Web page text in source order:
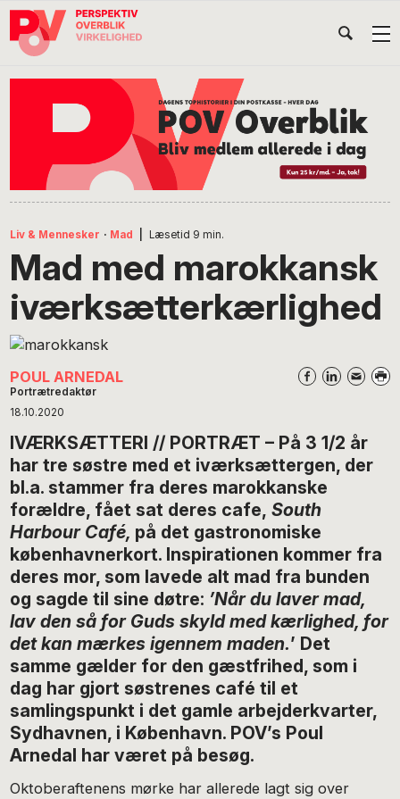
Gå
direkte
Skip
indhold
Gå
direkte
Liv & Mennesker · Mad Læsetid 9 min.
Mad med marokkansk
iværksætterkærlighed
POUL ARNEDAL
Portrætredaktør
18.10.2020
IVÆRKSÆTTERI // PORTRÆT – På 3 1/2 år
har tre søstre med et iværksættergen, der
bl.a. stammer fra deres marokkanske
forældre, fået sat deres cafe, South
Harbour Café, på det gastronomiske
københavnerkort. Inspirationen kommer fra
deres mor, som lavede alt mad fra bunden
og sagde til sine døtre: ’Når du laver mad,
lav den så for Guds skyld med kærlighed, for
det kan mærkes igennem maden.’ Det
samme gælder for den gæstfrihed, som i
dag har gjort søstrenes café til et
samlingspunkt i det gamle arbejderkvarter,
Sydhavnen, i København. POV’s Poul
Arnedal har været på besøg.
Oktoberaftenens mørke har allerede lagt sig over